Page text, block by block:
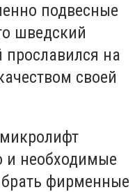
подвесные
шведский
прославился на
своей
микролифт
и необходимые
фирменные